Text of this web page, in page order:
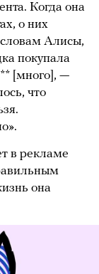
Когда она
о них
Алисы,
покупала
[много], —
что
в рекламе
она